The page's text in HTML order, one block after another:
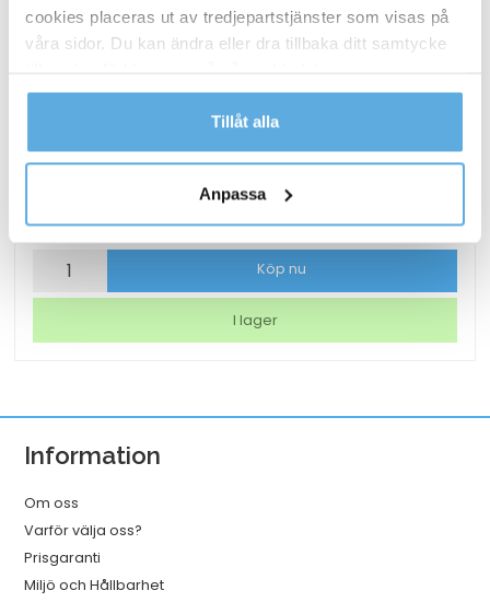
cookies placeras ut av tredjepartstjänster som visas på
våra sidor. Du kan ändra eller dra tillbaka ditt samtycke
Läs mer i vår integritetspolicy om vilka vi är, hur du
kontaktar oss och på vilket sätt vi behandlar
Tillåt alla
Anpassa
Torkrulle Tork W1/2/3 Rengöringsduk Slitstark
1 048,75kr
Torkrulle
Tork
Rengöringsduk
320mmx114m
mängd
Köp nu
I lager
Information
Om oss
Varför välja oss?
Prisgaranti
Miljö och Hållbarhet